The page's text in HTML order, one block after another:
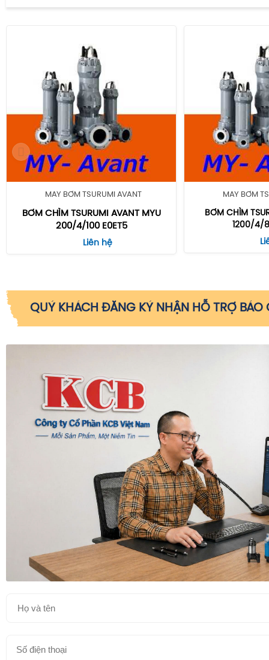
MÁY BƠM TSURUMI AVANT
BƠM CHÌM TSURUMI AVANT MYU
200/4/100 E0ET5
Liên hệ
MÁY BƠM
BƠM CHÌM
1200/4/
QUÝ KHÁCH ĐĂNG KÝ NHẬN HỖ TRỢ BÁO